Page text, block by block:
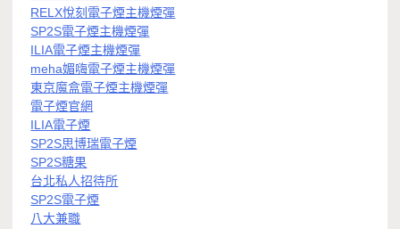
RELX悅刻電子煙主機煙彈
SP2S電子煙主機煙彈
ILIA電子煙主機煙彈
meha媚嗨電子煙主機煙彈
東京魔盒電子煙主機煙彈
電子煙官網
ILIA電子煙
SP2S思博瑞電子煙
SP2S糖果
台北私人招待所
SP2S電子煙
八大兼職